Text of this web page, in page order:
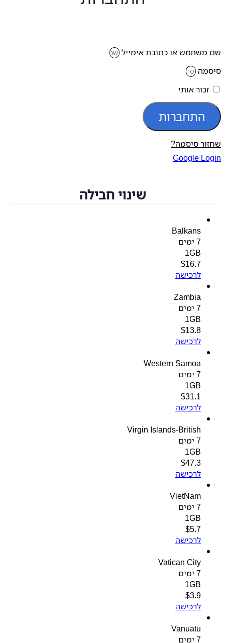
או כתובת אימייל
זכור אותי
התחברות
סיסמה?
Google
שינוי חבילה
Balkans
1GB
$16.7
לרכישה
Zambia
1GB
$13.8
לרכישה
Western Samoa
1GB
$31.1
לרכישה
Virgin Islands-British
1GB
$47.3
לרכישה
VietNam
1GB
$
לרכישה
Vatican City
1GB
$
לרכישה
Vanuatu